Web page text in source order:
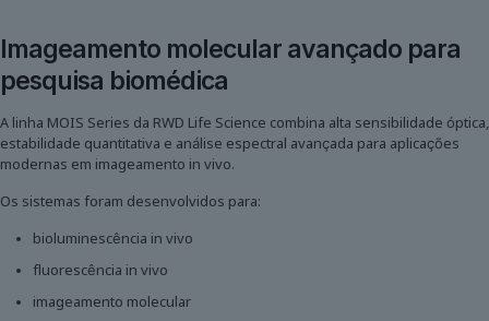
Imageamento molecular avançado para
pesquisa biomédica
A linha MOIS Series da RWD Life Science combina alta sensibilidade óptica,
estabilidade quantitativa e análise espectral avançada para aplicações
modernas em imageamento in vivo.
Os sistemas foram desenvolvidos para:
bioluminescência in vivo
fluorescência in vivo
imageamento molecular